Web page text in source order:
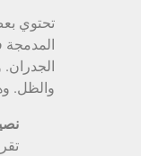
تحتوي
والظل.